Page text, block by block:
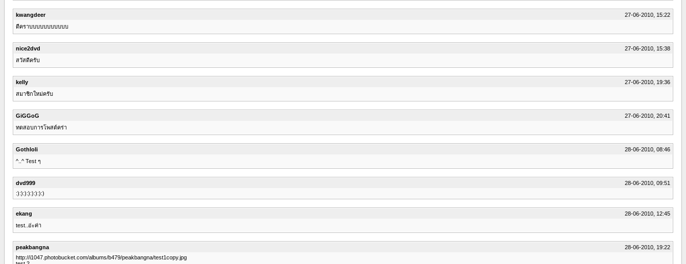
kwangdeer
27-06-2010, 15:22
ดีคราบบบบบบบบบบบ
nice2dvd
27-06-2010, 15:38
สวัสดีครับ
kelly
27-06-2010, 19:36
สมาชิกใหม่ครับ
GiGGoG
27-06-2010, 20:41
ทดสอบการโพสต์คร่า
Gothloli
28-06-2010, 08:46
^..^ Test ๆ
dvd999
28-06-2010, 09:51
:):):):):):):):)
ekang
28-06-2010, 12:45
test..อ่ะค่า
peakbangna
28-06-2010, 19:22
http://i1047.photobucket.com/albums/b479/peakbangna/test1copy.jpg